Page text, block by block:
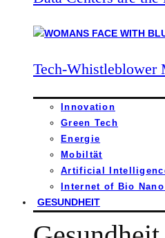
Tech-Whistleblower
Innovation
Green Tech
Energie
Mobiltät
Artificial
Internet of Bio
GESUNDHEIT